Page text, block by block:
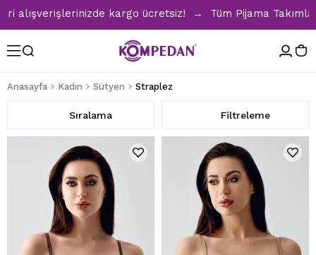
kargo ücretsiz! → Tüm Pijama
Anasayfa Kadın Sütyen Straplez
Filtreleme
Sıralama